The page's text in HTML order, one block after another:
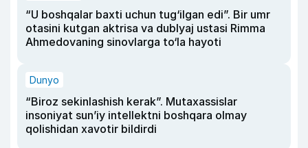
“U boshqalar baxti uchun tug‘ilgan edi”. Bir umr
otasini kutgan aktrisa va dublyaj ustasi Rimma
Ahmedovaning sinovlarga to‘la hayoti
Dunyo
“Biroz sekinlashish kerak”. Mutaxassislar
insoniyat sun’iy intellektni boshqara olmay
qolishidan xavotir bildirdi